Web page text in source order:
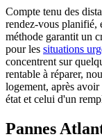
Compte tenu des
rendez-vous planifié,
méthode garantit un
pour les situations
concentrent sur
rentable à réparer,
logement, après
état et celui d'un
Pannes